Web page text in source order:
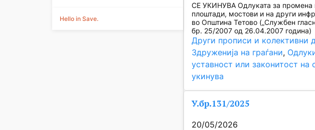
Hello in Save.
СЕ УКИНУВА Одлуката за промена
плоштади, мостови и на други
во Општина Тетово („Службен
бр. 25/2007 од 26.04.2007 година)
Други прописи и колективни
Здруженија на граѓани,
уставност или законитост на
укинува
У.бр.131/2025
20/05/2026